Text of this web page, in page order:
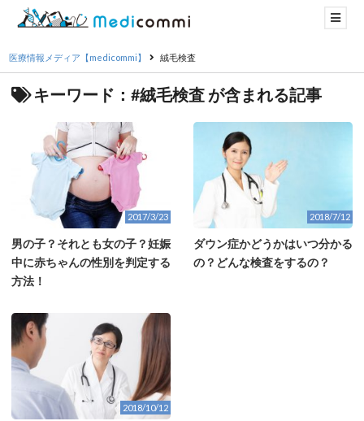
医療情報メディア【medicommi】 絨毛検査
キーワード：#絨毛検査 が含まれる記事
2017/3/23
男の子？それとも女の子？妊娠
中に赤ちゃんの性別を判定する
方法！
2018/7/12
ダウン症かどうかはいつ分かる
の？どんな検査をするの？
2018/10/12